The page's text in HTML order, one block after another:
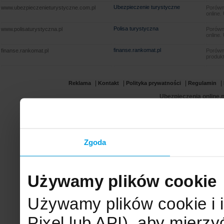
Zgoda
Używamy plików cookie
Używamy plików cookie i
www.ubezpieczenieturystyczne.com.pl Ubezpieczenie turystyczne
www.polisaturystyczna.pl Polisa turystyczna
finanse.rankomat.pl finanse.rankomat.pl
Reklama Kontakt Polityka prywatności Regulamin
Ubezpieczenia